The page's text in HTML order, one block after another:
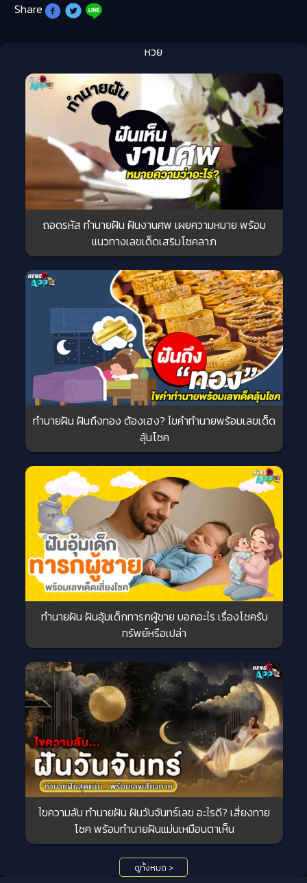
Share
หวย
ถอดรหัส ทำนายฝัน ฝันงานศพ เผยความหมาย พร้อม
แนวทางเลขเด็ดเสริมโชคลาภ
ทำนายฝัน ฝันถึงทอง ต้องเฮง? ไขคำทำนายพร้อมเลขเด็ด
ลุ้นโชค
ทำนายฝัน ฝันอุ้มเด็กทารกผู้ชาย บอกอะไร เรื่องโชครับ
ทรัพย์หรือเปล่า
ไขความลับ ทำนายฝัน ฝันวันจันทร์เลข อะไรดี? เสี่ยงทาย
โชค พร้อมทำนายฝันแม่นเหมือนตาเห็น
ดูทั้งหมด >